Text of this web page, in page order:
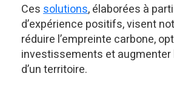
Cessolutions, élaborées à
d’expérience positifs, visent
réduire l’empreinte carbone,
investissements et augmenter
d’un territoire.